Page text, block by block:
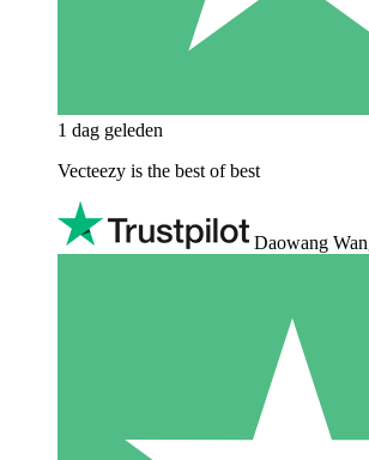
1 dag geleden
Vecteezy is the best of best
Daowang